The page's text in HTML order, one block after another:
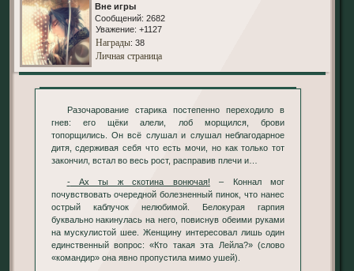
Вне игры
Сообщений: 2682
Уважение: +1127
Награды: 38
Личная страница
Разочарование старика постепенно переходило в
гнев: его щёки алели, лоб морщился, брови
топорщились. Он всё слушал и слушал неблагодарное
дитя, сдерживая себя что есть мочи, но как только тот
закончил, встал во весь рост, расправив плечи и…
- Ах ты ж скотина вонючая! – Коннал мог
почувствовать очередной болезненный пинок, что нанес
острый каблучок нелюбимой. Белокурая гарпия
буквально накинулась на него, повиснув обеими руками
на мускулистой шее. Женщину интересовал лишь один
единственный вопрос: «Кто такая эта Лейла?» (слово
«командир» она явно пропустила мимо ушей).